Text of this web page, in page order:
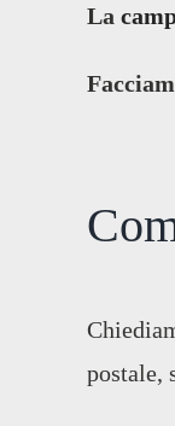
La
postale,